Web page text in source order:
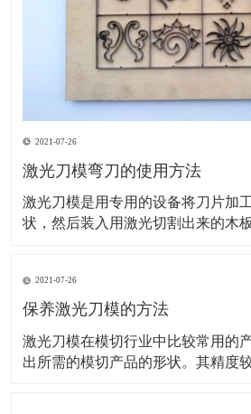
2021-07-26
激光刀模弯刀的使用方法
激光刀模是用专用的设备将刀片加
状，然后装入用激光切割出来的木
旧模具的调整：基本上旧模具安装
齐一致就可以了。如模具的刀尖大
2021-07-26
保养激光刀模的方法
激光刀模在模切行业中比较常用的
出所需的模切产品的形状。其精度